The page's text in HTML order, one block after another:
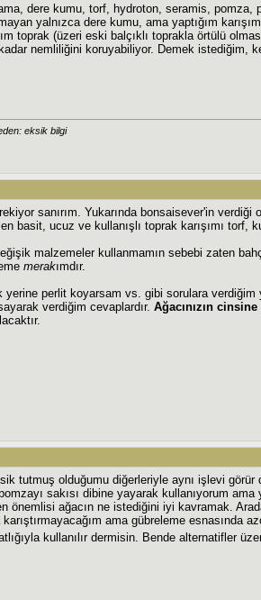
dere kumu, torf, hydroton, seramis, pomza,
yalnızca dere kumu, ama yaptığım
toprak (üzeri eski balçıklı toprakla örtülü
nemliliğini koruyabiliyor. Demek istediğim,
eksik bilgi
sanırım. Yukarında bonsaisever'in
basit, ucuz ve kullanışlı toprak karışımı torf,
malzemeler kullanmamın sebebi zaten
merakımdır.
perlit koyarsam vs. gibi sorulara
verdiğim cevaplardır. Ağacınızın
tutmuş olduğumu diğerleriyle aynı işlevi
sakısı dibine yayarak kullanıyorum
önemlisi ağacın ne istediğini iyi kavramak.
ama gübreleme esnasında
kullanılır dermisin. Bende alternatifler